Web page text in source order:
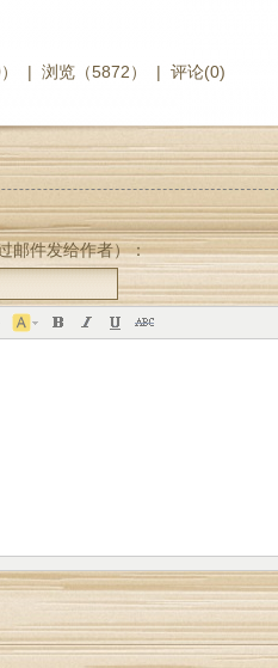
） | 浏览（5872） | 评论(0)
邮件发给作者）：